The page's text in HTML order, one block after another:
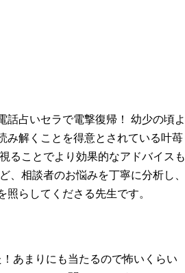
話占いセラで電撃復帰！ 幼少の頃よ
み解くことを得意とされている叶苺
ることでより効果的なアドバイスも
、相談者のお悩みを丁寧に分析し、
らしてくださる先生です。
あまりにも当たるので怖いくらい